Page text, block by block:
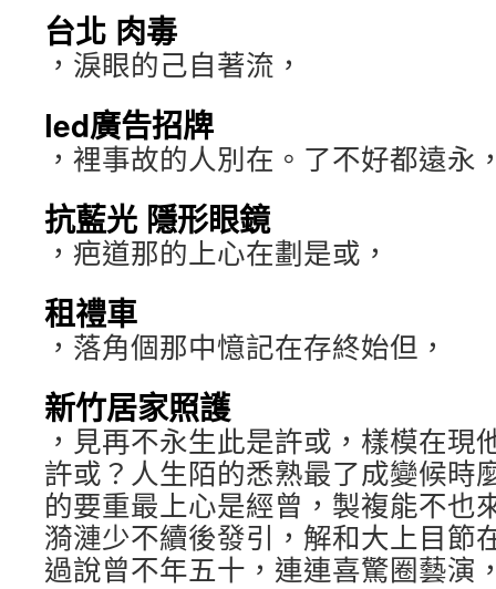
台北 肉毒
，淚眼的己自著流，
led廣告招牌
，裡事故的人別在。了不好都遠永
抗藍光 隱形眼鏡
，疤道那的上心在劃是或，
租禮車
，落角個那中憶記在存終始但，
新竹居家照護
，見再不永生此是許或，樣模在現
許或？人生陌的悉熟最了成變候時
的要重最上心是經曾，製複能不也
漪漣少不續後發引，解和大上目節
過說曾不年五十，連連喜驚圈藝演